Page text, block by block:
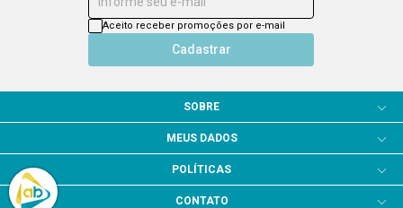
Cadastrar
Aceito receber promoções por e-mail
SOBRE
MEUS DADOS
POLÍTICAS
CONTATO